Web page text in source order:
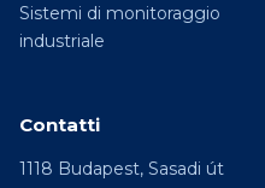
Sistemi di monitoraggio
industriale
Contatti
1118 Budapest, Sasadi út